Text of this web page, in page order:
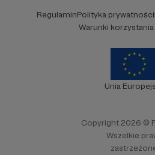
RegulaminPolityka prywatności
Warunki
Unia
Copyright 2026 ©
Wszelkie